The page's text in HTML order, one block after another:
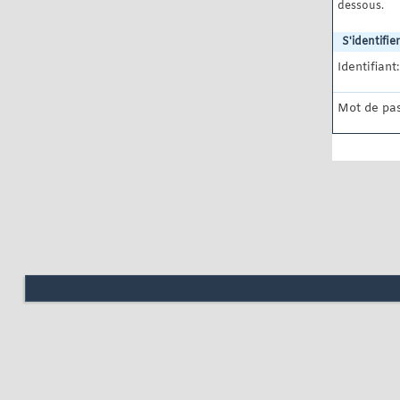
dessous.
S'identifier
Identifiant:
Mot de